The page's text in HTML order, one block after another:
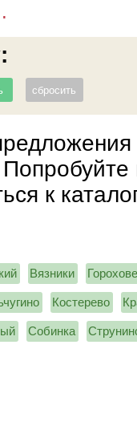
к
Вязники
Костерево
Собинка